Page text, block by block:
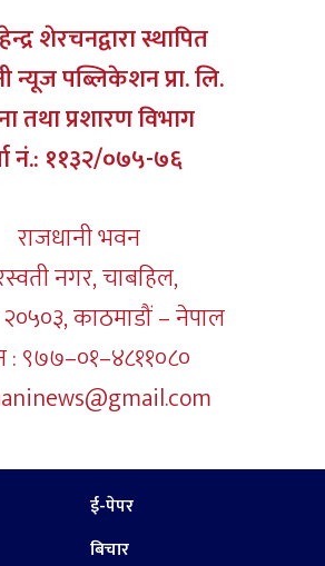
शेरचनद्वारा स्थापित
न्यूज पब्लिकेशन प्रा. लि.
तथा प्रशारण विभाग
नं.: ११३२/०७५-७६
राजधानी भवन
नगर, चाबहिल,
२०५०३, काठमाडौं – नेपाल
: ९७७–०१–४८११०८०
ई-पेपर
बिचार